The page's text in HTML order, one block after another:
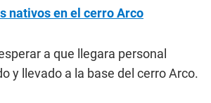
nativos en el cerro Arco
a que llegara personal
y llevado a la base del cerro Arco.